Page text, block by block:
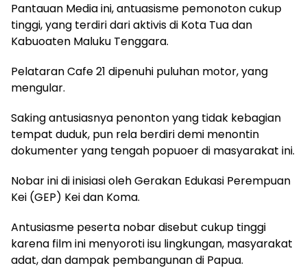
Pantauan Media ini, antuasisme pemonoton cukup
tinggi, yang terdiri dari aktivis di Kota Tua dan
Kabuoaten Maluku Tenggara.
Pelataran Cafe 21 dipenuhi puluhan motor, yang
mengular.
Saking antusiasnya penonton yang tidak kebagian
tempat duduk, pun rela berdiri demi menontin
dokumenter yang tengah popuoer di masyarakat ini.
Nobar ini di inisiasi oleh Gerakan Edukasi Perempuan
Kei (GEP) Kei dan Koma.
Antusiasme peserta nobar disebut cukup tinggi
karena film ini menyoroti isu lingkungan, masyarakat
adat, dan dampak pembangunan di Papua.